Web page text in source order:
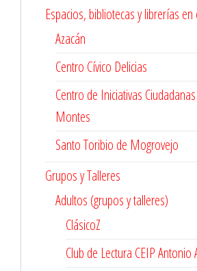
Espacios, bibliotecas y librerías
Azacán
Centro Cívico Delicias
Centro de Iniciativas
Montes
Santo Toribio de Mogrovejo
Grupos y Talleres
Adultos (grupos y talleres)
ClásicoZ
Club de Lectura CEIP